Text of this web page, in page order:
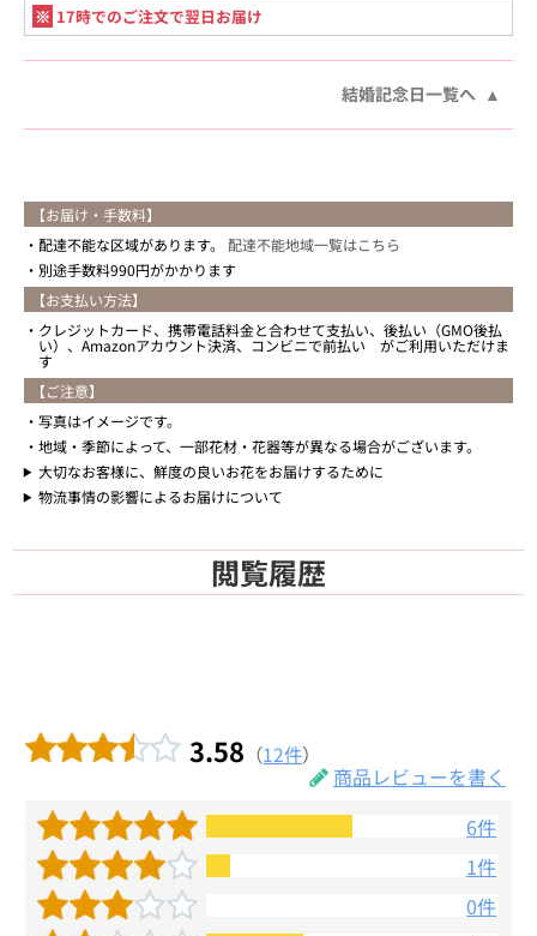
※ 17時でのご注文で翌日お届け
結婚記念日一覧へ
【お届け・手数料】
配達不能な区域があります。 配達不能地域一覧はこちら
別途手数料990円がかかります
【お支払い方法】
クレジットカード、携帯電話料金と合わせて支払い、後払い（GMO後払
い）、Amazonアカウント決済、コンビニで前払い がご利用いただけま
す
【ご注意】
写真はイメージです。
地域・季節によって、一部花材・花器等が異なる場合がございます。
大切なお客様に、鮮度の良いお花をお届けするために
物流事情の影響によるお届けについて
閲覧履歴
3.58 （12件）
商品レビューを書く
6件
1件
0件